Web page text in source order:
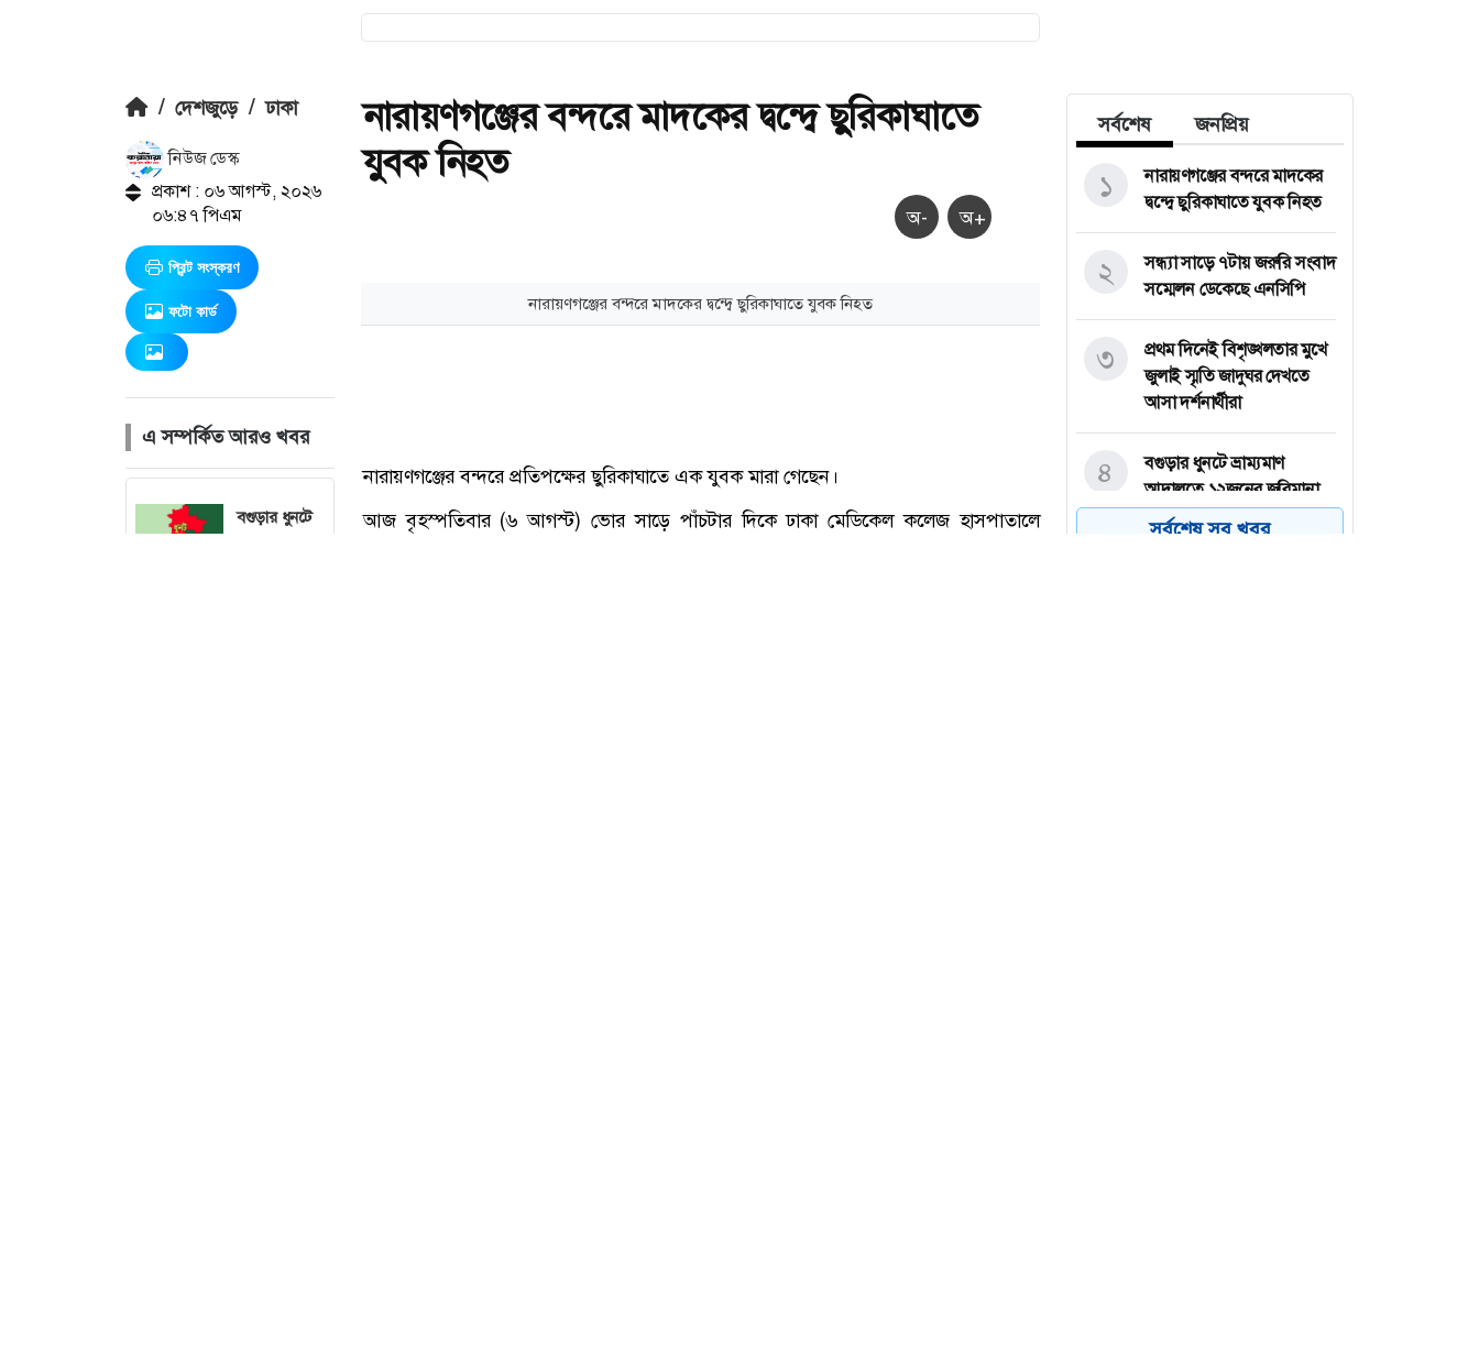
/ দেশজুড়ে / ঢাকা
নিউজ ডেস্ক
প্রকাশ : ০৬ আগস্ট, ২০২৬
০৬:৪৭ পিএম
প্রিন্ট সংস্করণ
ফটো কার্ড
এ সম্পর্কিত আরও খবর
বগুড়ার ধুনটে
নারায়ণগঞ্জের বন্দরে মাদকের দ্বন্দ্বে ছুরিকাঘাতে
যুবক নিহত
অ- অ+
সর্বশেষ জনপ্রিয়
নারায়ণগঞ্জের বন্দরে মাদকের
দ্বন্দ্বে ছুরিকাঘাতে যুবক নিহত
১
সন্ধ্যা সাড়ে ৭টায় জরুরি সংবাদ
সম্মেলন ডেকেছে এনসিপি
২
প্রথম দিনেই বিশৃঙ্খলতার মুখে
জুলাই স্মৃতি জাদুঘর দেখতে
আসা দর্শনার্থীরা
৩
বগুড়ার ধুনটে ভ্রাম্যমাণ
আদালতে ১২জনের জরিমানা,
৩২টি চায়না জাল জব্দ
৪
সর্বশেষ সব খবর